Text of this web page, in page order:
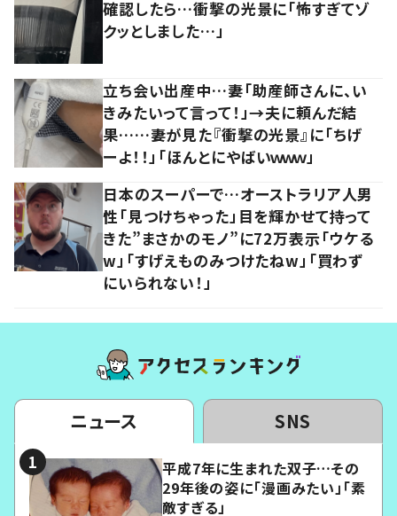
確認したら…衝撃の光景に「怖すぎてゾ
クッとしました…」
立ち会い出産中…妻「助産師さんに、い
きみたいって言って！」→夫に頼んだ結
果……妻が見た『衝撃の光景』に「ちげ
ーよ！！」「ほんとにやばいｗｗｗ」
日本のスーパーで…オーストラリア人男
性「見つけちゃった」目を輝かせて持って
きた”まさかのモノ”に72万表示「ウケる
w」「すげえものみつけたねw」「買わず
にいられない！」
ニュース SNS
平成7年に生まれた双子…その
29年後の姿に「漫画みたい」「素
敵すぎる」